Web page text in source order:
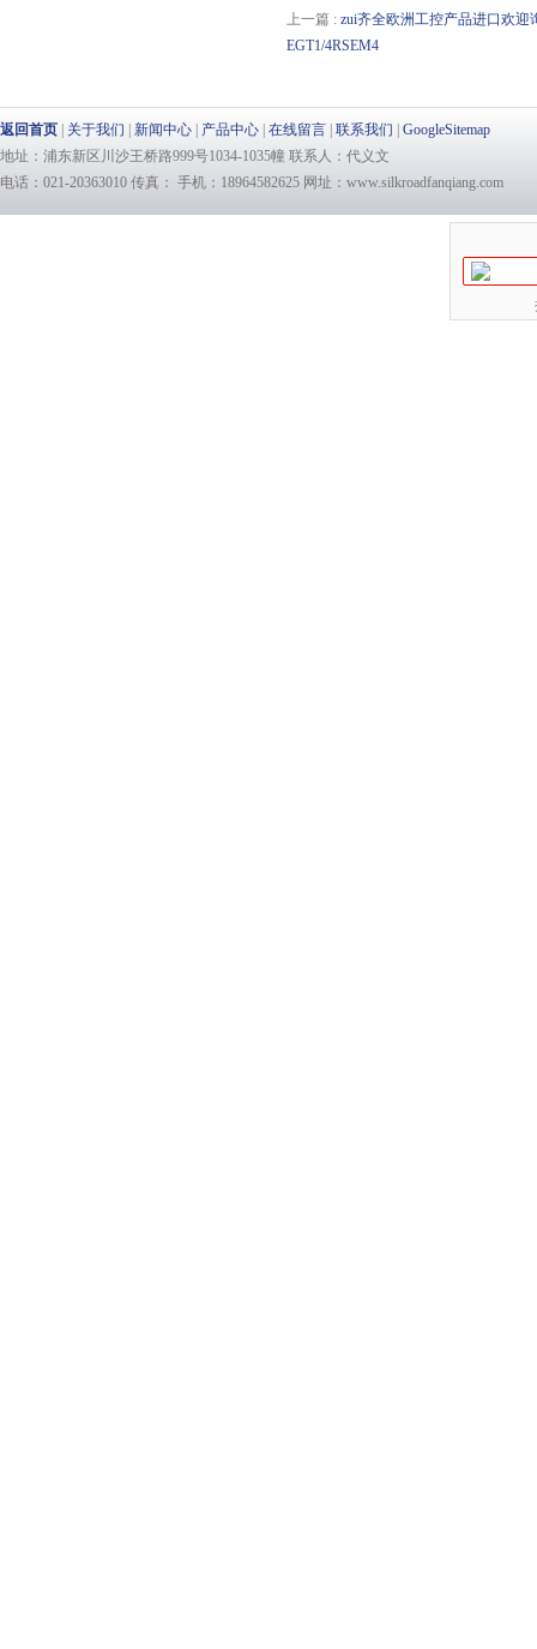
上一篇 : zui齐全欧洲工控产品进口欢迎
EGT1/4RSEM4
返回首页 关于我们 新闻中心 产品中心 在线留言 联系我们
GoogleSitemap
地址：浦东新区川沙王桥路999号1034-1035幢 联系人：代义文
电话：021-20363010 传真： 手机：18964582625 网址：www.silkroadfanqiang.com